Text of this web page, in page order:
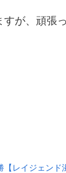
が、頑張
【レイジェンド